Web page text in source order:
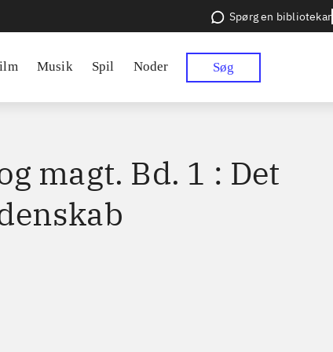
Spørg en bibliotekar
Musik Spil Noder Søg
magt. Bd. 1 : Det